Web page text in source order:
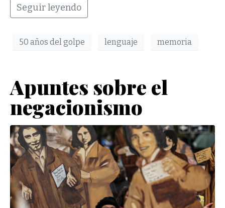
Seguir leyendo
50 años del golpe lenguaje memoria
Apuntes sobre el
negacionismo